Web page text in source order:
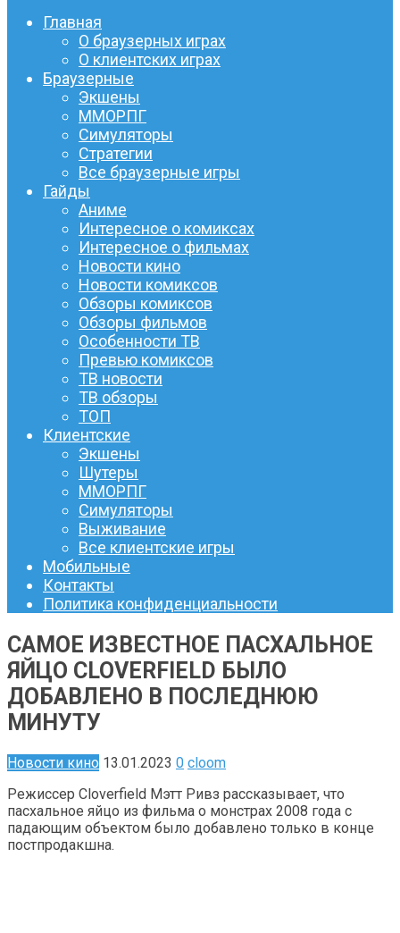
Главная
О браузерных играх
О клиентских играх
Браузерные
Экшены
ММОРПГ
Симуляторы
Стратегии
Все браузерные игры
Гайды
Аниме
Интересное о комиксах
Интересное о фильмах
Новости кино
Новости комиксов
Обзоры комиксов
Обзоры фильмов
Особенности ТВ
Превью комиксов
ТВ новости
ТВ обзоры
ТОП
Клиентские
Экшены
Шутеры
ММОРПГ
Симуляторы
Выживание
Все клиентские игры
Мобильные
Контакты
Политика конфиденциальности
САМОЕ ИЗВЕСТНОЕ ПАСХАЛЬНОЕ
ЯЙЦО CLOVERFIELD БЫЛО
ДОБАВЛЕНО В ПОСЛЕДНЮЮ
МИНУТУ
Новости кино 13.01.2023 0 cloom
Режиссер Cloverfield Мэтт Ривз рассказывает, что
пасхальное яйцо из фильма о монстрах 2008 года с
падающим объектом было добавлено только в конце
постпродакшна.